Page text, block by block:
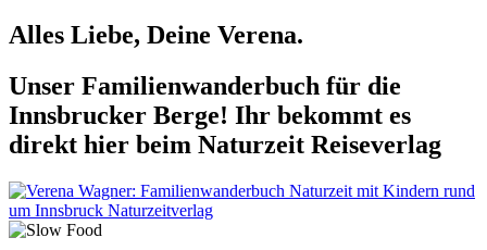
Alles Liebe, Deine Verena.
Unser Familienwanderbuch für die
Innsbrucker Berge! Ihr bekommt es
direkt hier beim Naturzeit Reiseverlag